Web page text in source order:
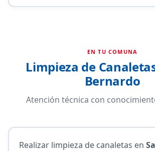
EN TU COMUNA
Limpieza de
Bernardo
Atención técnica con
Realizar limpieza de canaletas en